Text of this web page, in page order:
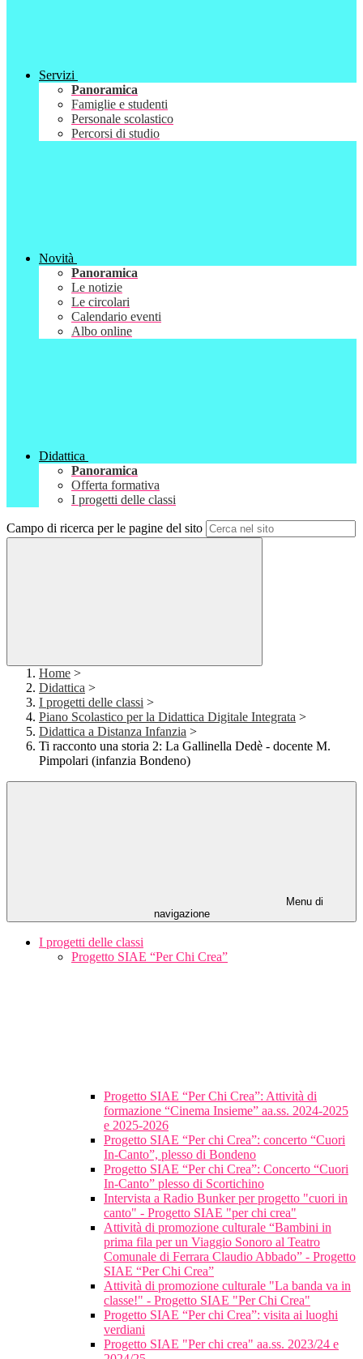
Servizi
Panoramica
Famiglie e studenti
Personale scolastico
Percorsi di studio
Novità
Panoramica
Le notizie
Le circolari
Calendario eventi
Albo online
Didattica
Panoramica
Offerta formativa
I progetti delle classi
Campo di ricerca per le pagine del sito
Home >
Didattica >
I progetti delle classi >
Piano Scolastico per la Didattica Digitale Integrata >
Didattica a Distanza Infanzia >
Ti racconto una storia 2: La Gallinella Dedè - docente M.
Pimpolari (infanzia Bondeno)
Menu di
navigazione
I progetti delle classi
Progetto SIAE “Per Chi Crea”
Progetto SIAE “Per Chi Crea”: Attività di
formazione “Cinema Insieme” aa.ss. 2024-2025
e 2025-2026
Progetto SIAE “Per chi Crea”: concerto “Cuori
In-Canto”, plesso di Bondeno
Progetto SIAE “Per chi Crea”: Concerto “Cuori
In-Canto” plesso di Scortichino
Intervista a Radio Bunker per progetto "cuori in
canto" - Progetto SIAE "per chi crea"
Attività di promozione culturale “Bambini in
prima fila per un Viaggio Sonoro al Teatro
Comunale di Ferrara Claudio Abbado” - Progetto
SIAE “Per Chi Crea”
Attività di promozione culturale "La banda va in
classe!" - Progetto SIAE "Per Chi Crea"
Progetto SIAE “Per chi Crea”: visita ai luoghi
verdiani
Progetto SIAE "Per chi crea" aa.ss. 2023/24 e